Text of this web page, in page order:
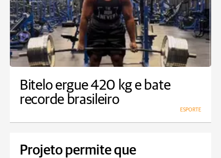
Bitelo ergue 420 kg e bate
recorde brasileiro
ESPORTE
Projeto permite que